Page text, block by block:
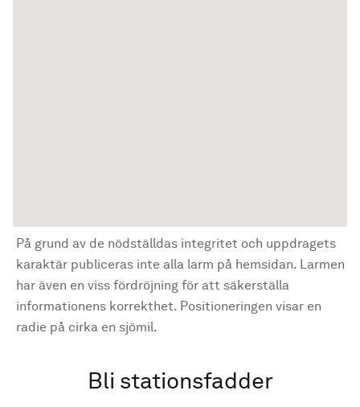
På grund av de nödställdas integritet och uppdragets
karaktär publiceras inte alla larm på hemsidan. Larmen
har även en viss fördröjning för att säkerställa
informationens korrekthet. Positioneringen visar en
radie på cirka en sjömil.
Bli stationsfadder